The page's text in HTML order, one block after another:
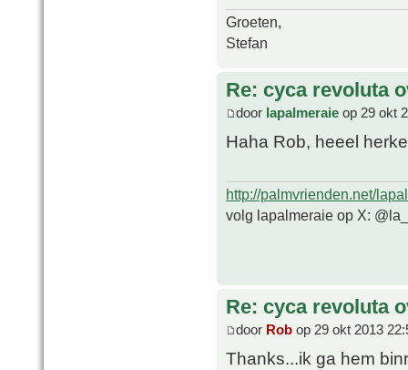
Groeten,
Stefan
Re: cyca revoluta
door lapalmeraie op 29 okt
Haha Rob, heeel
http://palmvrienden.net/
volg lapalmeraie op X:
Re: cyca revoluta
door Rob op 29 okt 2013
Thanks...ik ga hem